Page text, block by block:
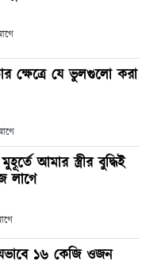
ক্ষেত্রে যে ভুলগুলো করা
আমার স্ত্রীর বুদ্ধিই
লাগে
১৬ কেজি ওজন